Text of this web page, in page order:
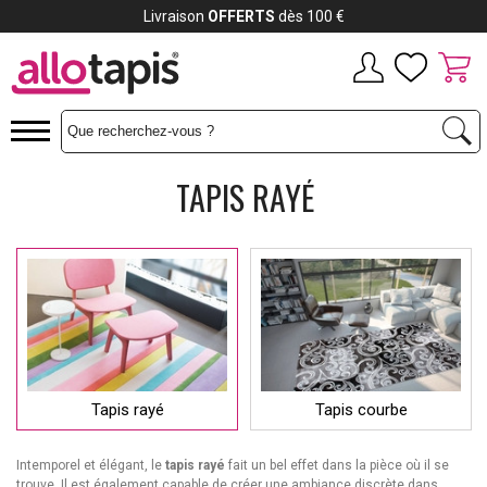
TAPIS RAYÉ
Tapis rayé Tapis courbe
Intemporel et élégant, le tapis rayé fait un bel effet dans la pièce où il se
Payez jusqu'à12x